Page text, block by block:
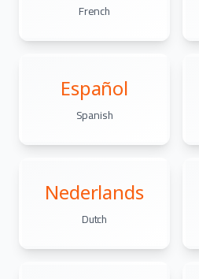
French
Español
Spanish
Nederlands
Dutch